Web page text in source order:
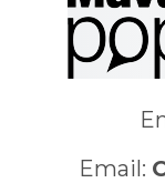
Email: